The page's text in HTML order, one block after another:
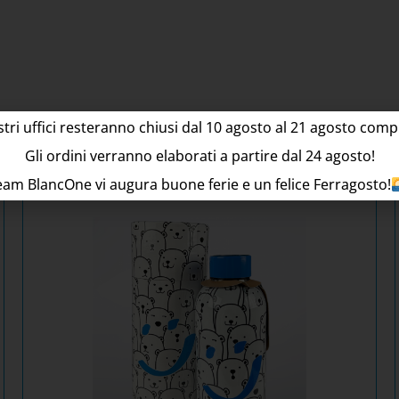
interessarti
uffici resteranno chiusi dal 10agosto al 21 agosto
Gli ordini verranno elaborati a partire dal 24agosto!
BlancOne vi augura buone ferie e un felice Ferragosto!